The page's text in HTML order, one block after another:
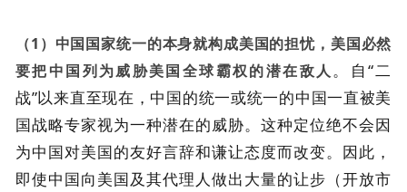
（1）中国国家统一的本身就构成美国的担忧，美国必然
要把中国列为威胁美国全球霸权的潜在敌人。自“二
战”以来直至现在，中国的统一或统一的中国一直被美
国战略专家视为一种潜在的威胁。这种定位绝不会因
为中国对美国的友好言辞和谦让态度而改变。因此，
即使中国向美国及其代理人做出大量的让步（开放市